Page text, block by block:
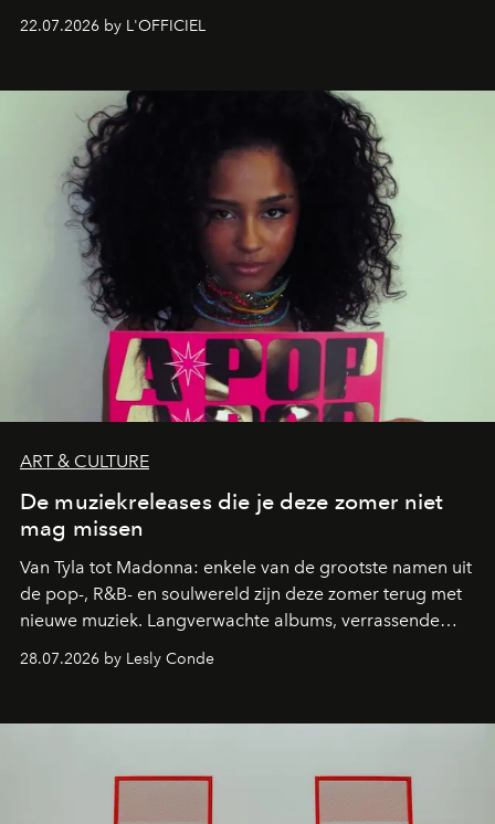
zestig, een Japanse hotspot die na zonsondergang
verandert in een bruisende ontmoetingsplek en de
neerstrijkt in Saint-Tropez. Dit zijn de nieuwe adressen
die deze zomer de toon zetten, van lange lunches tot
zwoele nachten.
22.07.2026 by L'OFFICIEL
ART & CULTURE
De muziekreleases die je deze zomer niet
mag missen
Van Tyla tot Madonna: enkele van de grootste namen uit
de pop-, R&B- en soulwereld zijn deze zomer terug met
nieuwe muziek. Langverwachte albums, verrassende
comebacks en veelbelovende nieuwe projecten: dit zijn
de releases die je niet mag missen.
28.07.2026 by Lesly Conde